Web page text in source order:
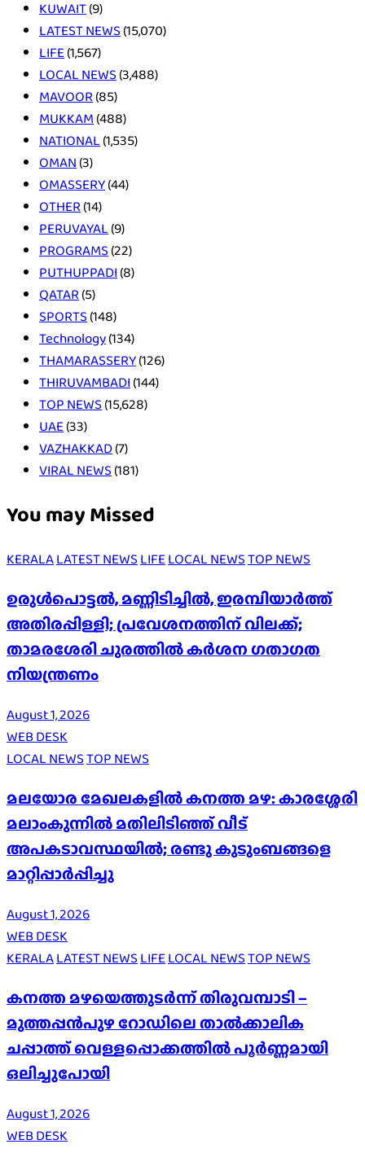
KUWAIT(9)
LATEST NEWS(15,070)
LIFE(1,567)
LOCAL NEWS(3,488)
MAVOOR(85)
MUKKAM(488)
NATIONAL(1,535)
OMAN(3)
OMASSERY(44)
OTHER(14)
PERUVAYAL(9)
PROGRAMS(22)
PUTHUPPADI(8)
QATAR(5)
SPORTS(148)
Technology(134)
THAMARASSERY(126)
THIRUVAMBADI(144)
TOP NEWS(15,628)
UAE(33)
VAZHAKKAD(7)
VIRAL NEWS(181)
You may Missed
KERALALATEST NEWSLIFELOCAL NEWSTOP NEWS
ഉരുൾപൊട്ടൽ, മണ്ണിടിച്ചിൽ, ഇരമ്പിയാര്‍ത്ത്
അതിരപ്പിള്ളി; പ്രവേശനത്തിന് വിലക്ക്;
താമരശേരി ചുരത്തില്‍ കര്‍ശന ഗതാഗത
നിയന്ത്രണം
August 1, 2026
WEB DESK
LOCAL NEWSTOP NEWS
മലയോര മേഖലകളിൽ കനത്ത മഴ: കാരശ്ശേരി
മലാംകുന്നിൽ മതിലിടിഞ്ഞ് വീട്
അപകടാവസ്ഥയിൽ; രണ്ടു കുടുംബങ്ങളെ
മാറ്റിപ്പാർപ്പിച്ചു
August 1, 2026
WEB DESK
KERALALATEST NEWS LIFE LOCAL NEWSTOP NEWS
കനത്ത മഴയെത്തുടർന്ന് തിരുവമ്പാടി –
മുത്തപ്പൻപുഴ റോഡിലെ താൽക്കാലിക
ചപ്പാത്ത് വെള്ളപ്പൊക്കത്തിൽ പൂർണ്ണമായി
ഒലിച്ചുപോയി
August 1, 2026
WEB DESK